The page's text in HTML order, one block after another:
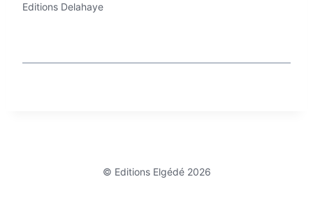
Editions Delahaye
© Editions Elgédé 2026